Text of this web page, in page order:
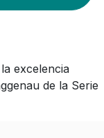
excelencia
de la Serie